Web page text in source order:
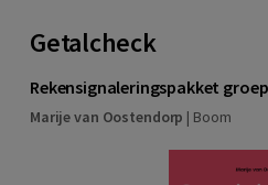
Getalcheck
Rekensignaleringspakket groep
Marije van Oostendorp | Boom